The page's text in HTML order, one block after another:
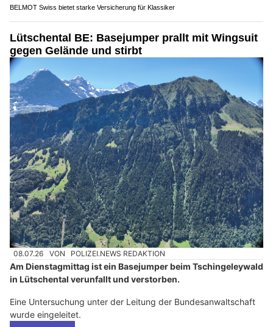
BELMOT Swiss bietet starke Versicherung für Klassiker
Lütschental BE: Basejumper prallt mit Wingsuit
gegen Gelände und stirbt
08.07.26 VON POLIZEI.NEWS REDAKTION
Am Dienstagmittag ist ein Basejumper beim Tschingeleywald
in Lütschental verunfallt und verstorben.
Eine Untersuchung unter der Leitung der Bundesanwaltschaft
wurde eingeleitet.